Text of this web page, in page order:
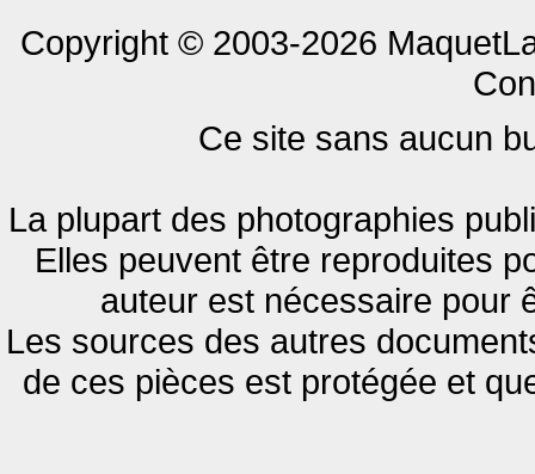
Copyright © 2003-2026
Ce site sans aucun
La plupart des photographies
Elles peuvent être reproduites
auteur est nécessaire pour
Les sources des autres
de ces pièces est protégée et